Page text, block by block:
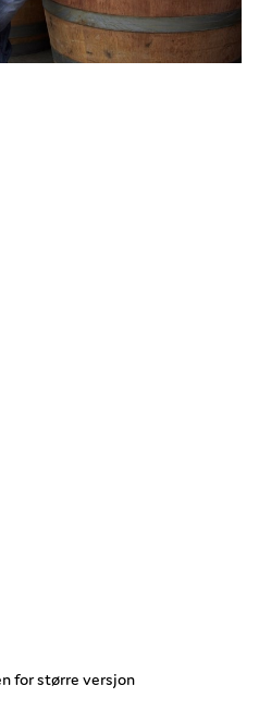
for større versjon